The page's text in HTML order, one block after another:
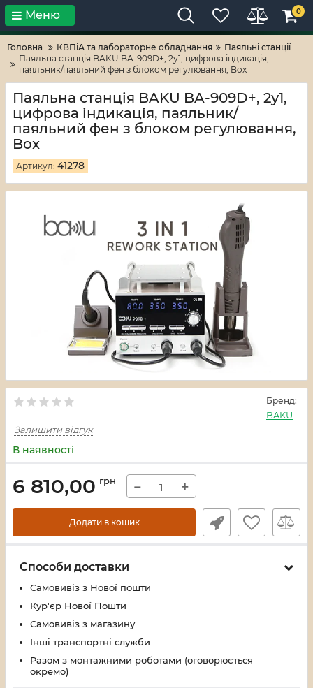
Тільки високі технології! RV-ZAFT
Меню 0
Головна КВПіА та лабораторне обладнання
Паяльні станції
Паяльна станція BAKU BA-909D+, 2у1, цифрова індикація,
паяльник/паяльний фен з блоком регулювання, Box
Паяльна станція BAKU BA-909D+, 2у1,
цифрова індикація, паяльник/
паяльний фен з блоком регулювання,
Box
Артикул: 41278
Бренд:
BAKU
Залишити відгук
В наявності
6 810,00 грн − +
Додати в кошик
Способи доставки
Самовивіз з Нової пошти
Кур'єр Нової Пошти
Самовивіз з магазину
Інші транспортні служби
Разом з монтажними роботами (оговорюється
окремо)